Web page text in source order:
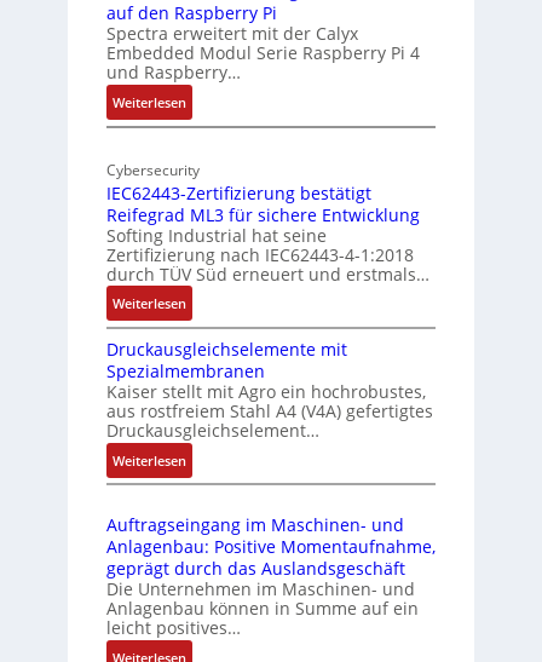
a
n
d
E
g
e
Z
o
l
l
-
I
d
u
t
r
i
e
-
P
C
l
ä
s
s
s
i
c
h
f
l
e
auf den Raspberry Pi
Spectra erweitert mit der Calyx
Embedded Modul Serie Raspberry Pi 4
und Raspberry…
Weiterlesen:
M
b
i
f
u
n
k
m
o
d
u
l
e
b
r
i
n
e
n
4
G
Cybersecurity
IEC62443-Zertifizierung bestätigt
Reifegrad ML3 für sichere Entwicklung
Softing Industrial hat seine
Zertifizierung nach IEC62443-4-1:2018
durch TÜV Süd erneuert und erstmals…
Weiterlesen:
I
E
C
6
2
4
4
3
Z
e
r
t
i
Druckausgleichselemente mit
Spezialmembranen
Kaiser stellt mit Agro ein hochrobustes,
aus rostfreiem Stahl A4 (V4A) gefertigtes
Druckausgleichselement…
Weiterlesen:
D
u
c
k
a
u
s
Auftragseingang im Maschinen- und
Anlagenbau: Positive Momentaufnahme,
geprägt durch das Auslandsgeschäft
Die Unternehmen im Maschinen- und
Anlagenbau können in Summe auf ein
leicht positives…
Weiterlesen: